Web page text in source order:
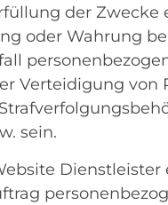
der
oder Wahrung
Verteidigung von
sein.